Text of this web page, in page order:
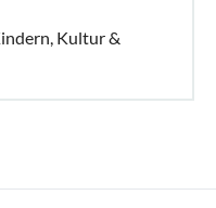
Kultur &